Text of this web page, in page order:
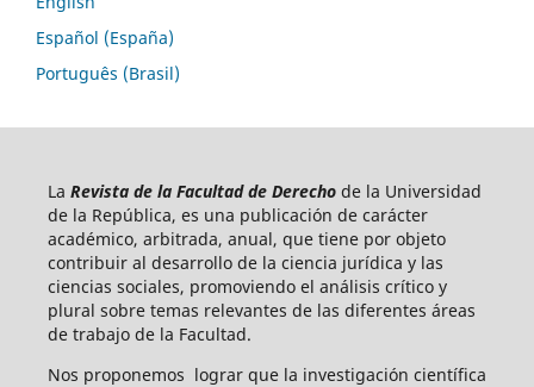
Español (España)
Português (Brasil)
La Revista de la Facultad de Derecho de la Universidad
de la República, es una publicación de carácter
académico, arbitrada, anual, que tiene por objeto
contribuir al desarrollo de la ciencia jurídica y las
ciencias sociales, promoviendo el análisis crítico y
plural sobre temas relevantes de las diferentes áreas
de trabajo de la Facultad.
Nos proponemos lograr que la investigación científica